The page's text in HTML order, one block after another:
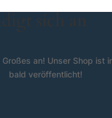
an! Unser Shop ist
bald veröffentlicht!